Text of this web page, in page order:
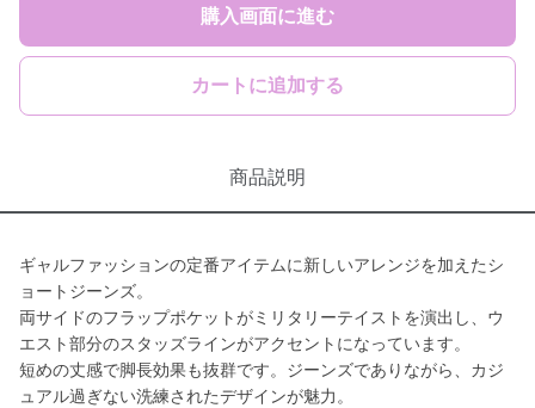
購入画面に進む
カートに追加する
商品説明
ギャルファッションの定番アイテムに新しいアレンジを加えたシ
ョートジーンズ。
両サイドのフラップポケットがミリタリーテイストを演出し、ウ
エスト部分のスタッズラインがアクセントになっています。
短めの丈感で脚長効果も抜群です。ジーンズでありながら、カジ
ュアル過ぎない洗練されたデザインが魅力。